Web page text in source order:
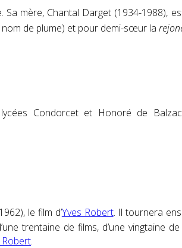
. Sa mère, Chantal Darget (1934-1988),
de plume) et pour demi-sœur la
Condorcet et Honoré de
le film d’Yves Robert. Il tournera
trentaine de films, d’une vingtaine
Robert.